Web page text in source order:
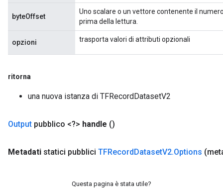
byteOffset
Uno scalare o un vettore contenente il
prima della lettura.
opzioni trasporta valori di attributi opzionali
ritorna
una nuova istanza di TFRecordDatasetV2
Output pubblico <?> handle ()
Metadati statici pubblici TFRecordDatasetV2.Options
Questa pagina è stata utile?